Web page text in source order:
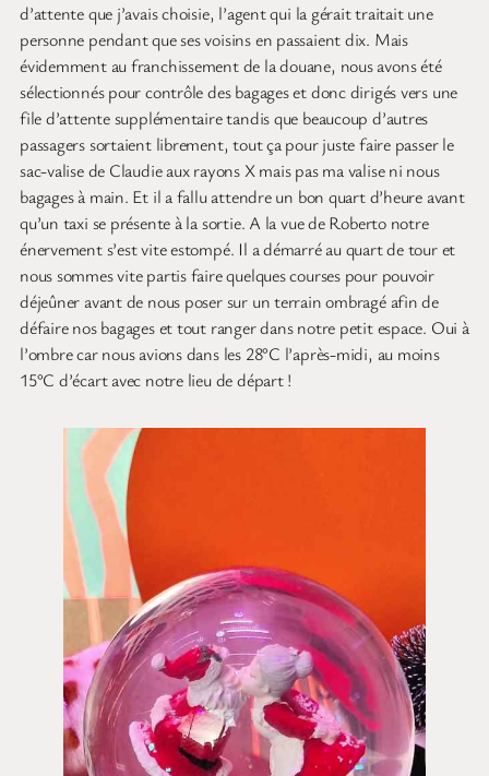
d’attente que j’avais choisie, l’agent qui la gérait traitait une
personne pendant que ses voisins en passaient dix. Mais
évidemment au franchissement de la douane, nous avons été
sélectionnés pour contrôle des bagages et donc dirigés vers une
file d’attente supplémentaire tandis que beaucoup d’autres
passagers sortaient librement, tout ça pour juste faire passer le
sac-valise de Claudie aux rayons X mais pas ma valise ni nous
bagages à main. Et il a fallu attendre un bon quart d’heure avant
qu’un taxi se présente à la sortie. A la vue de Roberto notre
énervement s’est vite estompé. Il a démarré au quart de tour et
nous sommes vite partis faire quelques courses pour pouvoir
déjeûner avant de nous poser sur un terrain ombragé afin de
défaire nos bagages et tout ranger dans notre petit espace. Oui à
l’ombre car nous avions dans les 28°C l’après-midi, au moins
15°C d’écart avec notre lieu de départ !